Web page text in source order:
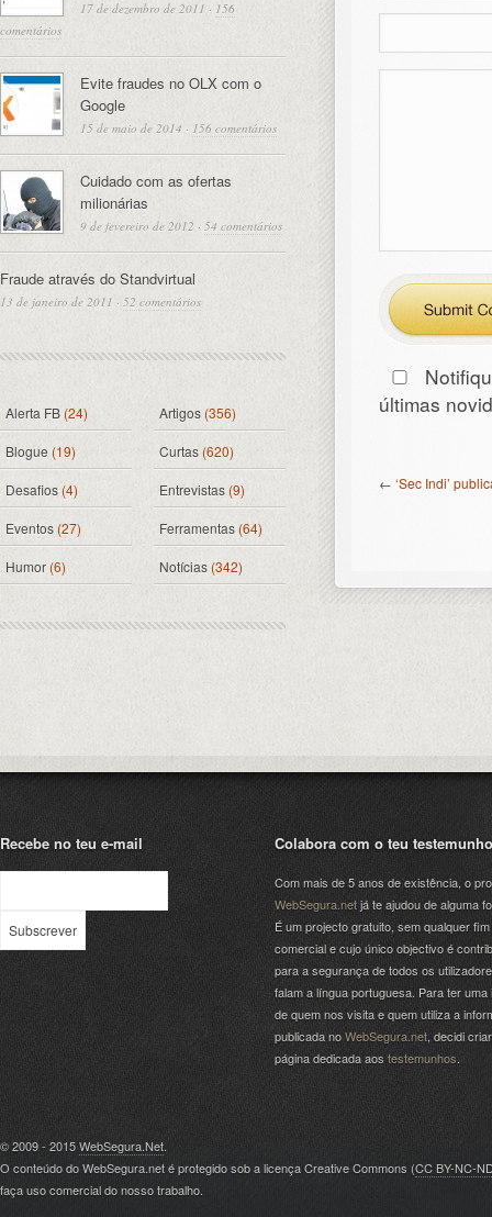
últimas
← ‘Sec Indi’
17 de dezembro de 2011 · 156
comentários
Evite fraudes no OLX com o
Google
15 de maio de 2014 · 156 comentários
Cuidado com as ofertas
milionárias
9 de fevereiro de 2012 · 54 comentários
Fraude através do Standvirtual
13 de janeiro de 2011 · 52 comentários
Alerta FB(24) Artigos (356)
Blogue (19) Curtas (620)
Desafios (4) Entrevistas (9)
Eventos(27) Ferramentas(64)
Humor (6) Notícias(342)
Recebe no teu e-mail Colabora com o teu testemunho
Com mais de 5 anos de existência, o
WebSegura.netjá te ajudou de alguma
É um projecto gratuito, sem qualquer fim
comercial e cujo único objectivo é
para a segurança de todos os
falam a língua portuguesa. Para ter uma
de quem nos visita e quem utiliza a
publicada noWebSegura.net , decidi
página dedicada aos testemunhos
© 2009 - 2015WebSegura.Net.
O conteúdo do WebSegura.net é protegido sob a licença Creative Commons (CC BY-NC-
faça uso comercial do nosso trabalho.